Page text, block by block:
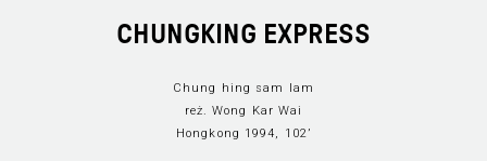
CHUNGKING EXPRESS
Chung hing sam lam
reż. Wong Kar Wai
Hongkong 1994, 102’